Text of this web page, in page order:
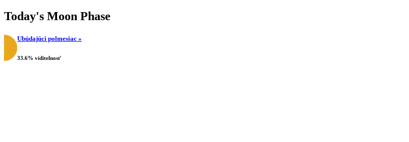
Today's Moon Phase
Ubúdajúci polmesiac »
33.6% viditelnosť